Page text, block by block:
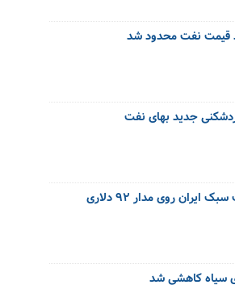
قیمت نفت محدود شد
جدید بهای نفت
ایران روی مدار ۹۲ دلاری
سیاه کاهشی شد